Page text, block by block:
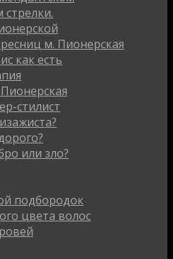
стрелки.
м. Пионерская
как есть
стилист
или зло?
подбородок
цвета волос